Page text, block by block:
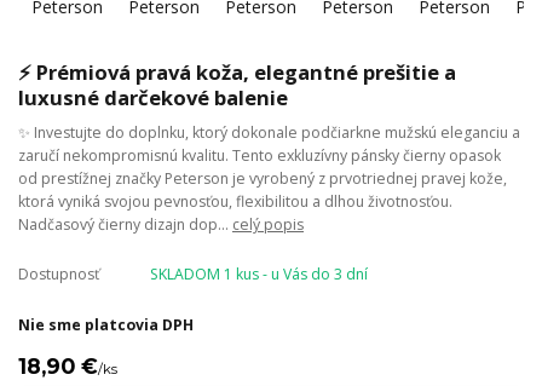
⚡ Prémiová pravá koža, elegantné prešitie a
luxusné darčekové balenie
✨ Investujte do doplnku, ktorý dokonale podčiarkne mužskú eleganciu a
zaručí nekompromisnú kvalitu. Tento exkluzívny pánsky čierny opasok
od prestížnej značky Peterson je vyrobený z prvotriednej pravej kože,
ktorá vyniká svojou pevnosťou, flexibilitou a dlhou životnosťou.
Nadčasový čierny dizajn dop... celý popis
Dostupnosť SKLADOM 1 kus - u Vás do 3 dní
Nie sme platcovia DPH
18,90 €/ks